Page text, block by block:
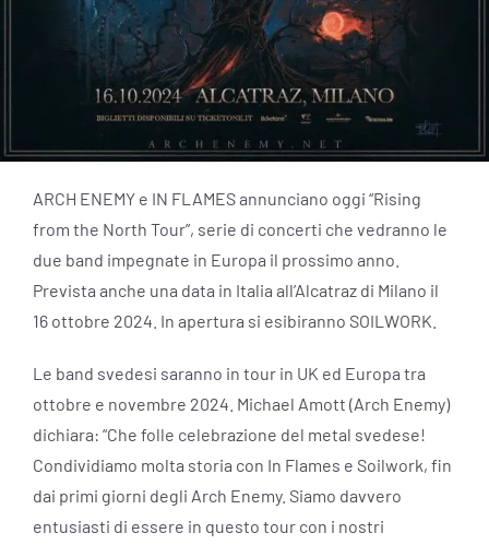
ARCH ENEMY e IN FLAMES annunciano oggi “Rising
from the North Tour”, serie di concerti che vedranno le
due band impegnate in Europa il prossimo anno.
Prevista anche una data in Italia all’Alcatraz di Milano il
16 ottobre 2024. In apertura si esibiranno SOILWORK.
Le band svedesi saranno in tour in UK ed Europa tra
ottobre e novembre 2024. Michael Amott (Arch Enemy)
dichiara: “Che folle celebrazione del metal svedese!
Condividiamo molta storia con In Flames e Soilwork, fin
dai primi giorni degli Arch Enemy. Siamo davvero
entusiasti di essere in questo tour con i nostri